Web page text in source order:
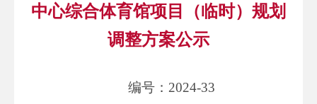
中心综合体育馆项目（临时）规划
调整方案公示
编号：2024-33